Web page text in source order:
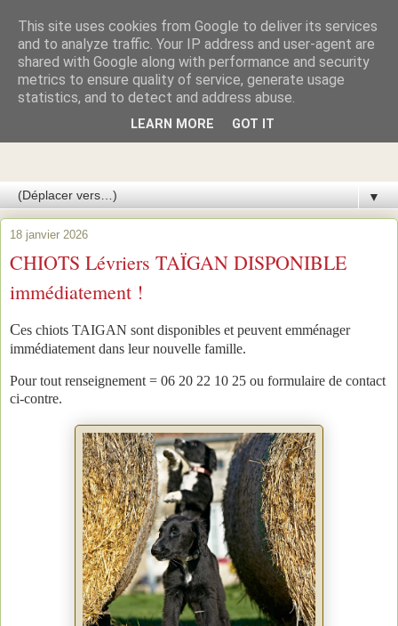
Azawakhs & Taïgans de
GARDE-ÉPÉE
▼
18 janvier 2026
CHIOTS Lévriers TAÏGAN DISPONIBLE
immédiatement !
Ces chiots TAIGAN sont disponibles et peuvent emménager
immédiatement dans leur nouvelle famille.
Pour tout renseignement = 06 20 22 10 25 ou formulaire de contact
ci-contre.
This site uses cookies from Google to deliver its services
and to analyze traffic. Your IP address and user-agent are
shared with Google along with performance and security
metrics to ensure quality of service, generate usage
statistics, and to detect and address abuse.
LEARN MORE GOT IT